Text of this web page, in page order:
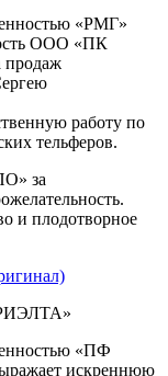
«РМГ»
ООО «ПК
продаж
работу по
тельферов.
за
и плодотворное
«ПФ
искреннюю